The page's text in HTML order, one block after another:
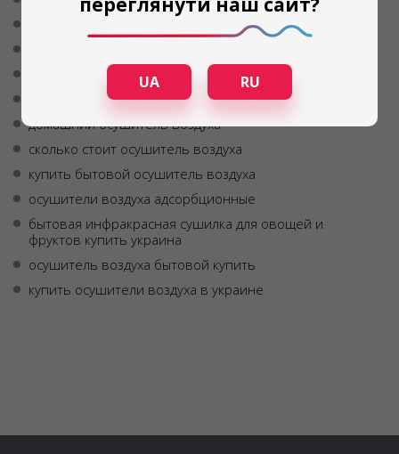
купить осушитель
купить осушитель воздуха для квартиры в украине
осушитель воздуха передвижной
домашний осушитель воздуха
сколько стоит осушитель воздуха
купить бытовой осушитель воздуха
осушители воздуха адсорбционные
бытовая инфракрасная сушилка для овощей и
фруктов купить украина
осушитель воздуха бытовой купить
купить осушители воздуха в украине
UA RU